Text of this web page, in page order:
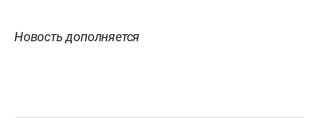
Новость дополняется